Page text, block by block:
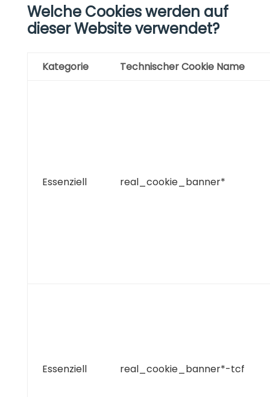
Welche Cookies werden auf
dieser Website verwendet?
Kategorie Technischer Cookie Name
Essenziell real_cookie_banner*
Essenziell real_cookie_banner*-tcf